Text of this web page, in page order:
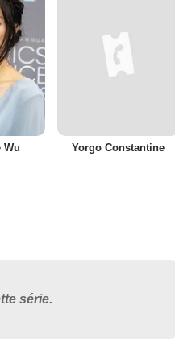
Wu Yorgo Constantine
série.